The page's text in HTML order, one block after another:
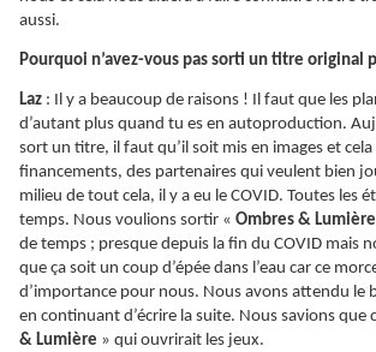
aussi.
Pourquoi n’avez-vous pas sorti un titre original
Laz : Il y a beaucoup de raisons ! Il faut que les
d’autant plus quand tu es en autoproduction.
sort un titre, il faut qu’il soit mis en images et
financements, des partenaires qui veulent bien
milieu de tout cela, il y a eu le COVID. Toutes les
temps. Nous voulions sortir « Ombres & Lumière
de temps ; presque depuis la fin du COVID mais
que ça soit un coup d’épée dans l’eau car ce
d’importance pour nous. Nous avons attendu le
en continuant d’écrire la suite. Nous savions que
& Lumière » qui ouvrirait les jeux.